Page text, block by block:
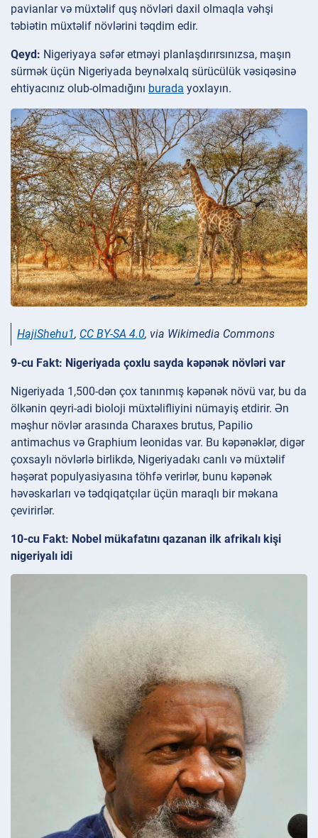
pavianlar və müxtəlif quş növləri daxil olmaqla vəhşi
təbiətin müxtəlif növlərini təqdim edir.
Qeyd: Nigeriyaya səfər etməyi planlaşdırırsınızsa, maşın
sürmək üçün Nigeriyada beynəlxalq sürücülük vəsiqəsinə
ehtiyacınız olub-olmadığını burada yoxlayın.
HajiShehu1, CC BY-SA 4.0, via Wikimedia Commons
9-cu Fakt: Nigeriyada çoxlu sayda kəpənək növləri var
Nigeriyada 1,500-dən çox tanınmış kəpənək növü var, bu da
ölkənin qeyri-adi bioloji müxtəlifliyini nümayiş etdirir. Ən
məşhur növlər arasında Charaxes brutus, Papilio
antimachus və Graphium leonidas var. Bu kəpənəklər, digər
çoxsaylı növlərlə birlikdə, Nigeriyadakı canlı və müxtəlif
həşərat populyasiyasına töhfə verirlər, bunu kəpənək
həvəskarları və tədqiqatçılar üçün maraqlı bir məkana
çevirirlər.
10-cu Fakt: Nobel mükafatını qazanan ilk afrikalı kişi
nigeriyalı idi